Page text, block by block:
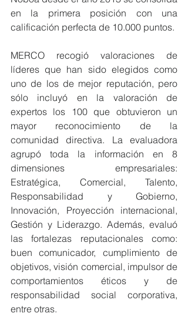
en la primera posición con una
calificación perfecta de 10.000 puntos.
MERCO recogió valoraciones de
líderes que han sido elegidos como
uno de los de mejor reputación, pero
sólo incluyó en la valoración de
expertos los 100 que obtuvieron un
mayor reconocimiento de la
comunidad directiva. La evaluadora
agrupó toda la información en 8
dimensiones empresariales:
Estratégica, Comercial, Talento,
Responsabilidad y Gobierno,
Innovación, Proyección internacional,
Gestión y Liderazgo. Además, evaluó
las fortalezas reputacionales como:
buen comunicador, cumplimiento de
objetivos, visión comercial, impulsor de
comportamientos éticos y de
responsabilidad social corporativa,
entre otras.